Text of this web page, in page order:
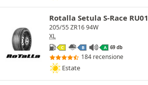
Rotalla Setula S-Race RU01
205/55 ZR16 94W
XL
C B A 69 db
184 recensione
Estate